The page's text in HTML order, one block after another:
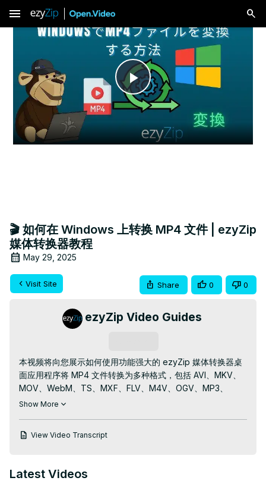
menu
Play
Video
🎬 如何在 Windows 上转换 MP4 文件 | ezyZip
媒体转换器教程
May 29, 2025
Visit Site Share 0 0
ezyZip Video Guides
本视频将向您展示如何使用功能强大的 ezyZip 媒体转换器桌
面应用程序将 MP4 文件转换为多种格式，包括 AVI、MKV、
MOV、WebM、TS、MXF、FLV、M4V、OGV、MP3、
AAC、M4A、WAV、FLAC、OGG、OPUS、WebA、GIF 和
https://www.ezyzip.com/media-converter-ja.html
件转换为您喜欢的格式。
Show More
View Video Transcript
Latest Videos